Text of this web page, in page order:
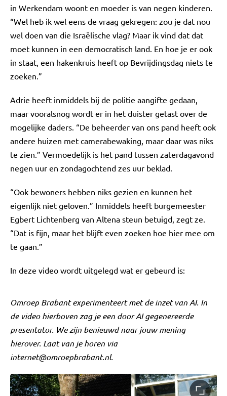
in Werkendam woont en moeder is van negen kinderen.
“Wel heb ik wel eens de vraag gekregen: zou je dat nou
wel doen van die Israëlische vlag? Maar ik vind dat dat
moet kunnen in een democratisch land. En hoe je er ook
in staat, een hakenkruis heeft op Bevrijdingsdag niets te
zoeken.”
Adrie heeft inmiddels bij de politie aangifte gedaan,
maar vooralsnog wordt er in het duister getast over de
mogelijke daders. “De beheerder van ons pand heeft ook
andere huizen met camerabewaking, maar daar was niks
te zien.” Vermoedelijk is het pand tussen zaterdagavond
negen uur en zondagochtend zes uur beklad.
“Ook bewoners hebben niks gezien en kunnen het
eigenlijk niet geloven.” Inmiddels heeft burgemeester
Egbert Lichtenberg van Altena steun betuigd, zegt ze.
“Dat is fijn, maar het blijft even zoeken hoe hier mee om
te gaan.”
In deze video wordt uitgelegd wat er gebeurd is:
Omroep Brabant experimenteert met de inzet van AI. In
de video hierboven zag je een door AI gegenereerde
presentator. We zijn benieuwd naar jouw mening
hierover. Laat van je horen via
internet@omroepbrabant.nl.